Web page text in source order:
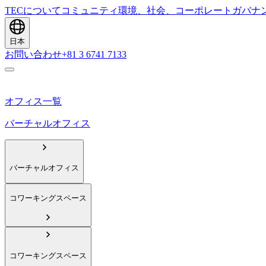
TECについて コミュニティ環境、社会、コーポレートガバナ
日本
お問い合わせ+81 3 6741 7133
オフィス一覧
バーチャルオフィス
バーチャルオフィス
コワーキングスペース
コワーキングスペース